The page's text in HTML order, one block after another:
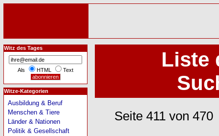
Liste
Seite 411 von 470
Witz des Tages
Als HTML Text
Witze-Kategorien
Ausbildung & Beruf
Menschen & Tiere
Länder & Nationen
Politik & Gesellschaft